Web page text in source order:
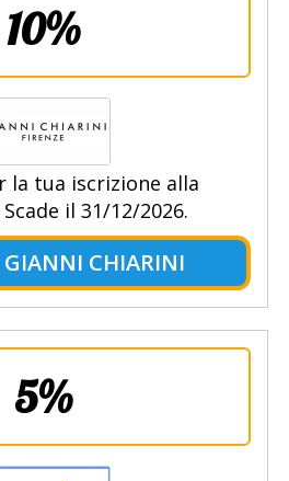
10%
la tua iscrizione alla
il 31/12/2026.
CHIARINI
5%